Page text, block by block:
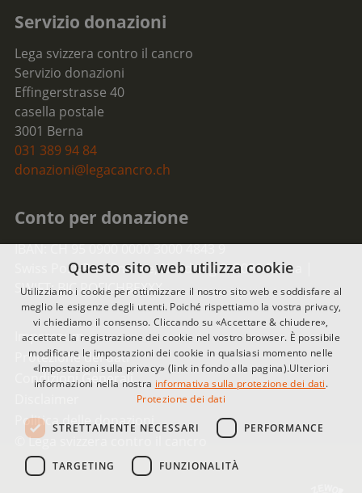
Servizio donazioni
Lega svizzera contro il cancro
Servizio donazioni
Effingerstrasse 40
casella postale
3001 Berna
031 389 94 84
donazioni@legacancro.ch
Conto per donazione
IBAN: CH 95 0900 0000 3000 4843 9
Swiss Post-Postfinance, Nordring 8, 3030 Berna |
SWIFT: BIC POFICHBEXXX
Impressum
Protezione dei dati
Condizioni Generali
Politica delle donazioni
© Lega svizzera contro il cancro
Questo sito web utilizza cookie
Utilizziamo i cookie per ottimizzare il nostro sito web e soddisfare al
meglio le esigenze degli utenti. Poiché rispettiamo la vostra privacy,
vi chiediamo il consenso. Cliccando su «Accettare & chiudere»,
accettate la registrazione dei cookie nel vostro browser. È possibile
modificare le impostazioni dei cookie in qualsiasi momento nelle
«Impostazioni sulla privacy» (link in fondo alla pagina).Ulteriori
informazioni nella nostra informativa sulla protezione dei dati.
Protezione dei dati
STRETTAMENTE NECESSARI PERFORMANCE
TARGETING FUNZIONALITÀ